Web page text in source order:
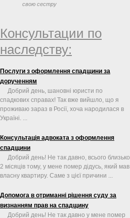
свою сестру
Консультации по
наследству:
Послуги з оформлення спадщини за
дорученням
Добрий день, шановні юристи по
спадкових справах! Так вже вийшло, що я
проживаю зараз в Росії, хоча народилася в
Україні. ...
Консультація адвоката з оформлення
спадщини
Добрий день! Не так давно, всього близько
2 місяців тому, у мене помер дідусь, який мав
власну квартиру. Саме з цієї причини ...
Допомога в отриманні рішення суду за
визнанням прав на спадщину
Добрий день! Не так давно у мене помер